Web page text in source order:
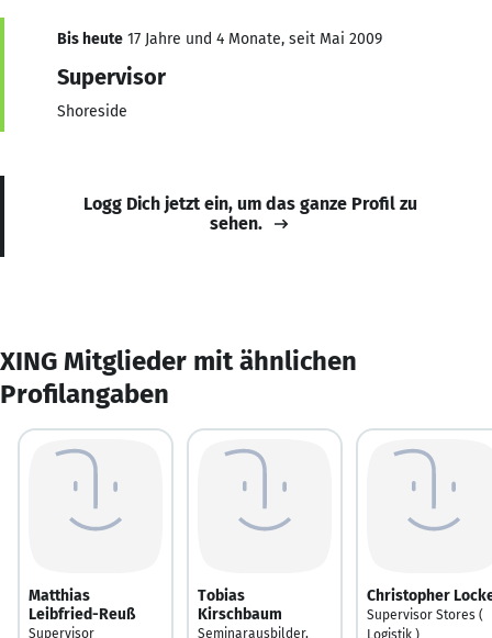
Bis heute 17 Jahre und 4 Monate, seit Mai 2009
Supervisor
Shoreside
Logg Dich jetzt ein, um das ganze Profil zu
sehen.
XING Mitglieder mit ähnlichen
Profilangaben
Matthias
Leibfried-Reuß
Supervisor
Tobias
Kirschbaum
Seminarausbilder,
Christopher
Supervisor Stores (
Logistik )